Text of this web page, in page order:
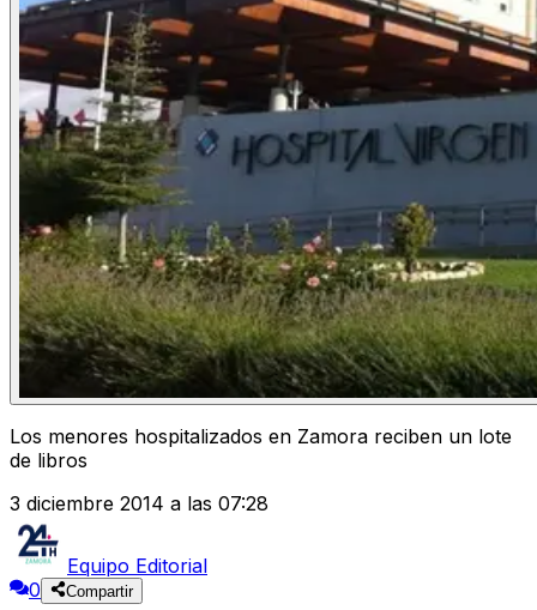
Los menores hospitalizados en Zamora reciben un lote
de libros
3 diciembre 2014 a las 07:28
Equipo Editorial
0
Compartir